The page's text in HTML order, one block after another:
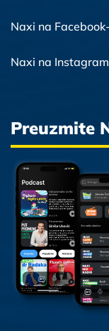
Naxi na
Naxi na
Preuzmite